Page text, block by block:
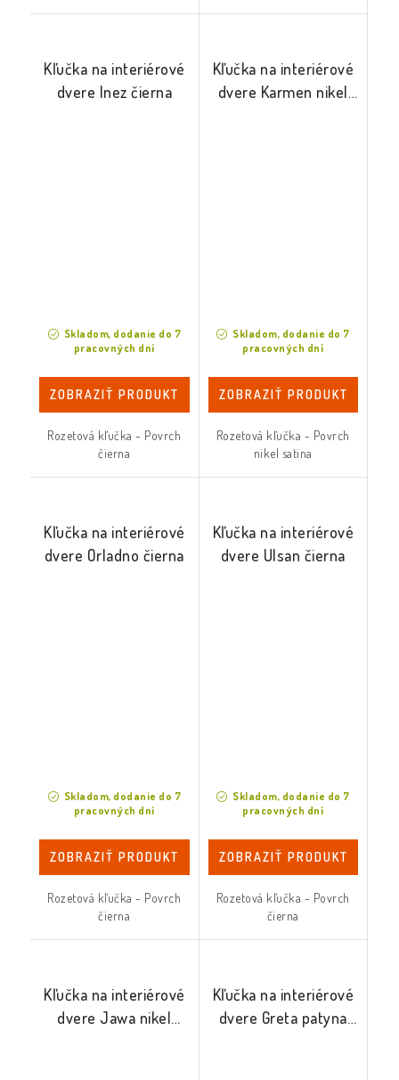
Kľučka na interiérové
dvere Inez čierna
Skladom, dodanie do 7
pracovných dní
ZOBRAZIŤ PRODUKT
Rozetová kľučka - Povrch
čierna
Kľučka na interiérové
dvere Karmen nikel
Skladom, dodanie do 7
pracovných dní
ZOBRAZIŤ PRODUKT
Rozetová kľučka - Povrch
nikel satina
Kľučka na interiérové
dvere Orladno čierna
Skladom, dodanie do 7
pracovných dní
ZOBRAZIŤ PRODUKT
Rozetová kľučka - Povrch
čierna
Kľučka na interiérové
dvere Ulsan čierna
Skladom, dodanie do 7
pracovných dní
ZOBRAZIŤ PRODUKT
Rozetová kľučka - Povrch
čierna
Kľučka na interiérové
dvere Jawa nikel
Kľučka na interiérové
dvere Greta patyna